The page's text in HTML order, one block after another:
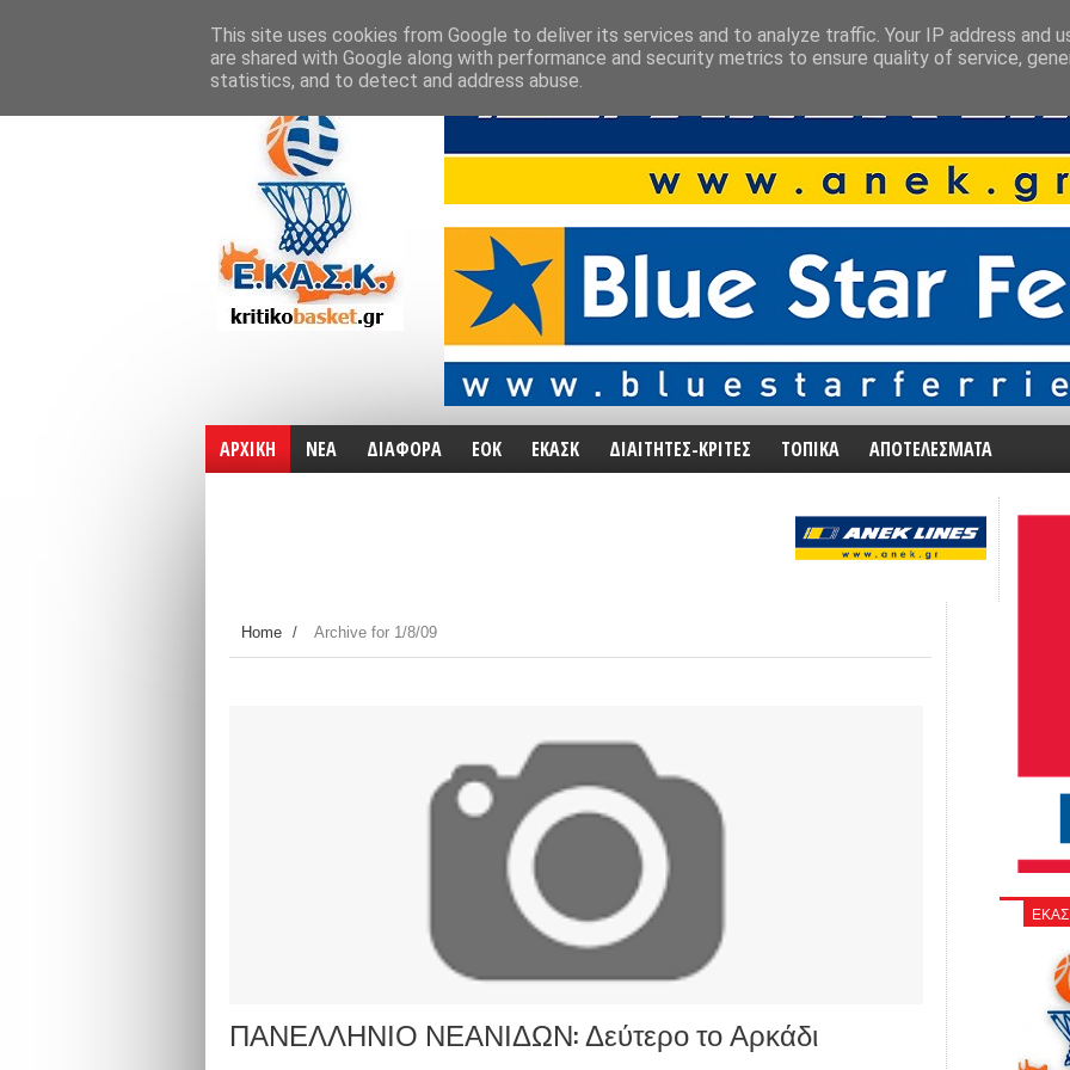
ΑΡΧΙΚΗ ΝΕΑ ΔΙΑΦΟΡΑ ΕΟΚ ΕΚΑΣΚ ΔΙΑΙΤΗΤΕΣ-ΚΡΙΤΕΣ ΤΟΠΙΚΑ ΑΠΟΤΕΛΕΣΜΑΤΑ
Home / Archive for 1/8/09
ΠΑΝΕΛΛΗΝΙΟ ΝΕΑΝΙΔΩΝ: Δεύτερο το Αρκάδι
This site uses cookies from Google to deliver its services and to analyze traffic. Your IP address and
are shared with Google along with performance and security metrics to ensure quality of service,
statistics, and to detect and address abuse.